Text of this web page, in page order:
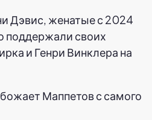
Дэвис, женатые с 2024
поддержали своих
и Генри Винклера на
Маппетов с самого